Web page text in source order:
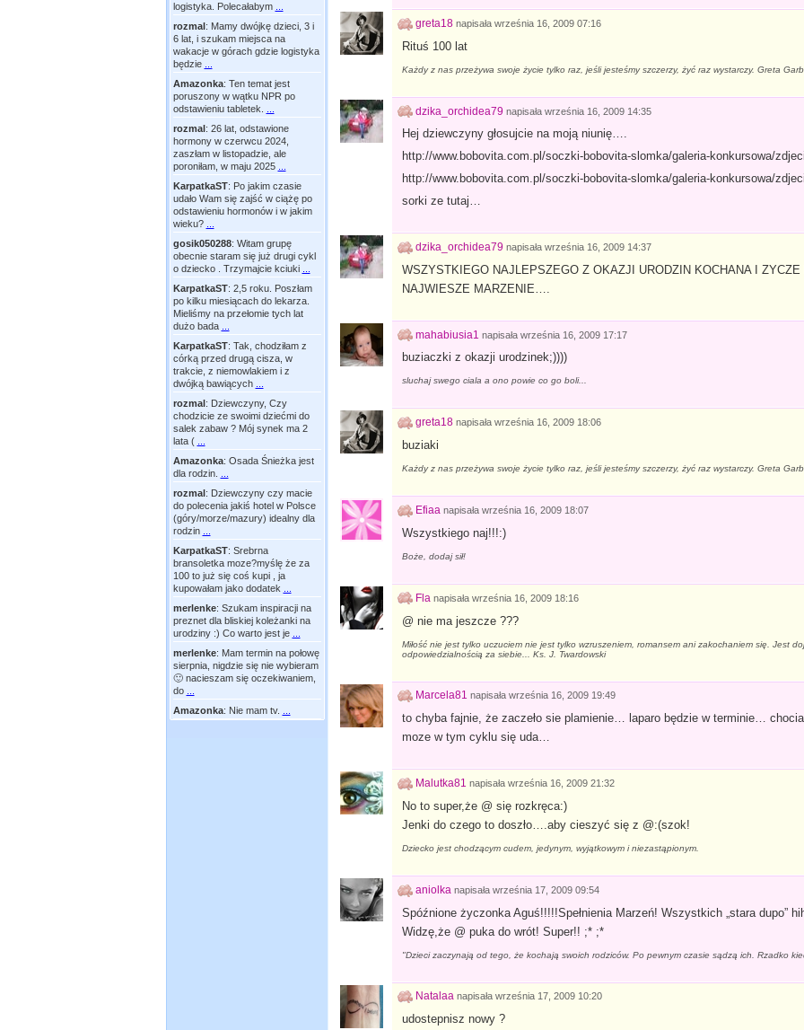
logistyka. Polecałabym
rozmal: Mamy dwójkę dzieci, 3 i
6 lat, i szukam miejsca na
wakacje w górach gdzie logistyka
będzie
Amazonka: Ten temat jest
poruszony w wątku NPR po
odstawieniu tabletek.
rozmal: 26 lat, odstawione
hormony w czerwcu 2024,
zaszłam w listopadzie, ale
poroniłam, w maju 2025
KarpatkaST: Po jakim czasie
udało Wam się zajść w ciążę po
odstawieniu hormonów i w jakim
wieku?
gosik050288: Witam grupę
obecnie staram się już drugi cykl
o dziecko . Trzymajcie kciuki
KarpatkaST: 2,5 roku. Poszłam
po kilku miesiącach do lekarza.
Mieliśmy na przełomie tych lat
dużo bada
KarpatkaST: Tak, chodziłam z
córką przed drugą cisza, w
trakcie, z niemowlakiem i z
dwójką bawiących
rozmal: Dziewczyny, Czy
chodzicie ze swoimi dziećmi do
salek zabaw ? Mój synek ma 2
lata (
Amazonka: Osada Śnieżka jest
dla rodzin.
rozmal: Dziewczyny czy macie
do polecenia jakiś hotel w Polsce
(góry/morze/mazury) idealny dla
rodzin
KarpatkaST: Srebrna
bransoletka moze?myślę że za
100 to już się coś kupi , ja
kupowałam jako dodatek
merlenke: Szukam inspiracji na
preznet dla bliskiej koleżanki na
urodziny :) Co warto jest je
merlenke: Mam termin na połowę
sierpnia, nigdzie się nie wybieram
🙂 nacieszam się oczekiwaniem,
do
Amazonka: Nie mam tv.
greta18 napisała września 16, 2009 07:16
Rituś 100 lat
Każdy z nas przeżywa swoje życie tylko raz, jeśli jesteśmy szczerzy, żyć raz wystarczy. Greta
dzika_orchidea79 napisała września 16, 2009 14:35
Hej dziewczyny głosujcie na moją niunię….
http://www.bobovita.com.pl/soczki-bobovita-slomka/galeria-konkursowa/
http://www.bobovita.com.pl/soczki-bobovita-slomka/galeria-konkursowa/
sorki ze tutaj…
dzika_orchidea79 napisała września 16, 2009 14:37
WSZYSTKIEGO NAJLEPSZEGO Z OKAZJI URODZIN KOCHANA I
NAJWIESZE MARZENIE….
mahabiusia1 napisała września 16, 2009 17:17
buziaczki z okazji urodzinek;))))
sluchaj swego ciala a ono powie co go boli...
greta18 napisała września 16, 2009 18:06
buziaki
Każdy z nas przeżywa swoje życie tylko raz, jeśli jesteśmy szczerzy, żyć raz wystarczy. Greta
Efiaa napisała września 16, 2009 18:07
Wszystkiego naj!!!:)
Boże, dodaj sił!
Fla napisała września 16, 2009 18:16
@ nie ma jeszcze ???
Miłość nie jest tylko uczuciem nie jest tylko wzruszeniem, romansem ani zakochaniem się. Jest
odpowiedzialnością za siebie... Ks. J. Twardowski
Marcela81 napisała września 16, 2009 19:49
to chyba fajnie, że zaczeło sie plamienie… laparo będzie w terminie…
moze w tym cyklu się uda…
Malutka81 napisała września 16, 2009 21:32
No to super,że @ się rozkręca:)
Jenki do czego to doszło….aby cieszyć się z @:(szok!
Dziecko jest chodzącym cudem, jedynym, wyjątkowym i niezastąpionym.
aniolka napisała września 17, 2009 09:54
Spóźnione życzonka Aguś!!!!!Spełnienia Marzeń! Wszystkich „stara dupo”
Widzę,że @ puka do wrót! Super!! ;* ;*
"Dzieci zaczynają od tego, że kochają swoich rodziców. Po pewnym czasie sądzą ich. Rzadko
Natalaa napisała września 17, 2009 10:20
udostepnisz nowy ?